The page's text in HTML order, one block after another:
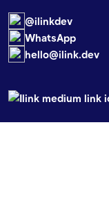
@ilinkdev
WhatsApp
hello@ilink.dev